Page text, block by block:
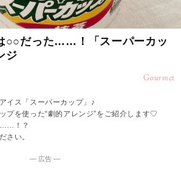
○○だった……！「スーパーカッ
ジ
Gourmet
イス「スーパーカップ」♪
プを使った“劇的アレンジ”をご紹介します♡
……！？
さい。
― 広告 ―